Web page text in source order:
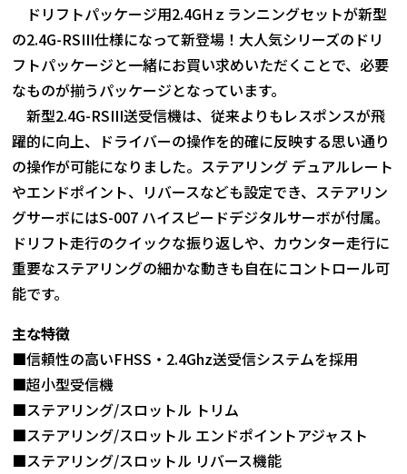
ドリフトパッケージ用2.4GHｚランニングセットが新型
の2.4G-RSIII仕様になって新登場！大人気シリーズのドリ
フトパッケージと一緒にお買い求めいただくことで、必要
なものが揃うパッケージとなっています。
新型2.4G-RSIII送受信機は、従来よりもレスポンスが飛
躍的に向上、ドライバーの操作を的確に反映する思い通り
の操作が可能になりました。ステアリング デュアルレート
やエンドポイント、リバースなども設定でき、ステアリン
グサーボにはS-007 ハイスピードデジタルサーボが付属。
ドリフト走行のクイックな振り返しや、カウンター走行に
重要なステアリングの細かな動きも自在にコントロール可
能です。
主な特徴
■信頼性の高いFHSS・2.4Ghz送受信システムを採用
■超小型受信機
■ステアリング/スロットル トリム
■ステアリング/スロットル エンドポイントアジャスト
■ステアリング/スロットル リバース機能